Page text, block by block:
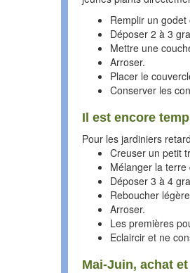
Remplir un
Déposer 2 à 3
Mettre une
Arroser.
Placer le
Conserver les
Il est encore
Pour les jardiniers
Creuser un petit
Mélanger la
Déposer 3 à 4
Reboucher
Arroser.
Les premières
Eclaircir et ne
Mai-Juin, achat